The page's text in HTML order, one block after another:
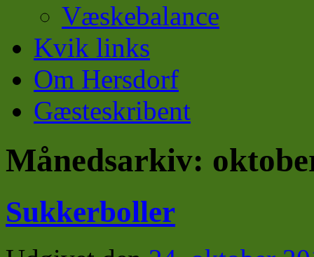
Væskebalance
Kvik links
Om Hersdorf
Gæsteskribent
Månedsarkiv:
Sukkerboller